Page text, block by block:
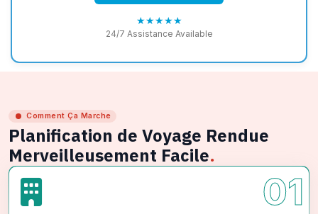
★★★★★
24/7 Assistance Available
Comment Ça Marche
Planification de Voyage Rendue
Merveilleusement Facile.
01